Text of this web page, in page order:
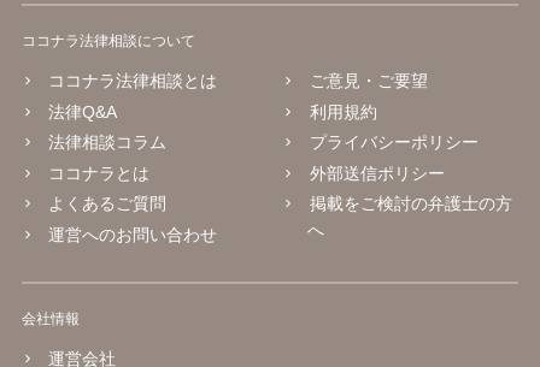
ココナラ法律相談について
ココナラ法律相談とは
法律Q&A
法律相談コラム
ココナラとは
よくあるご質問
運営へのお問い合わせ
ご意見・ご要望
利用規約
プライバシーポリシー
外部送信ポリシー
掲載をご検討の弁護士の方
へ
会社情報
運営会社